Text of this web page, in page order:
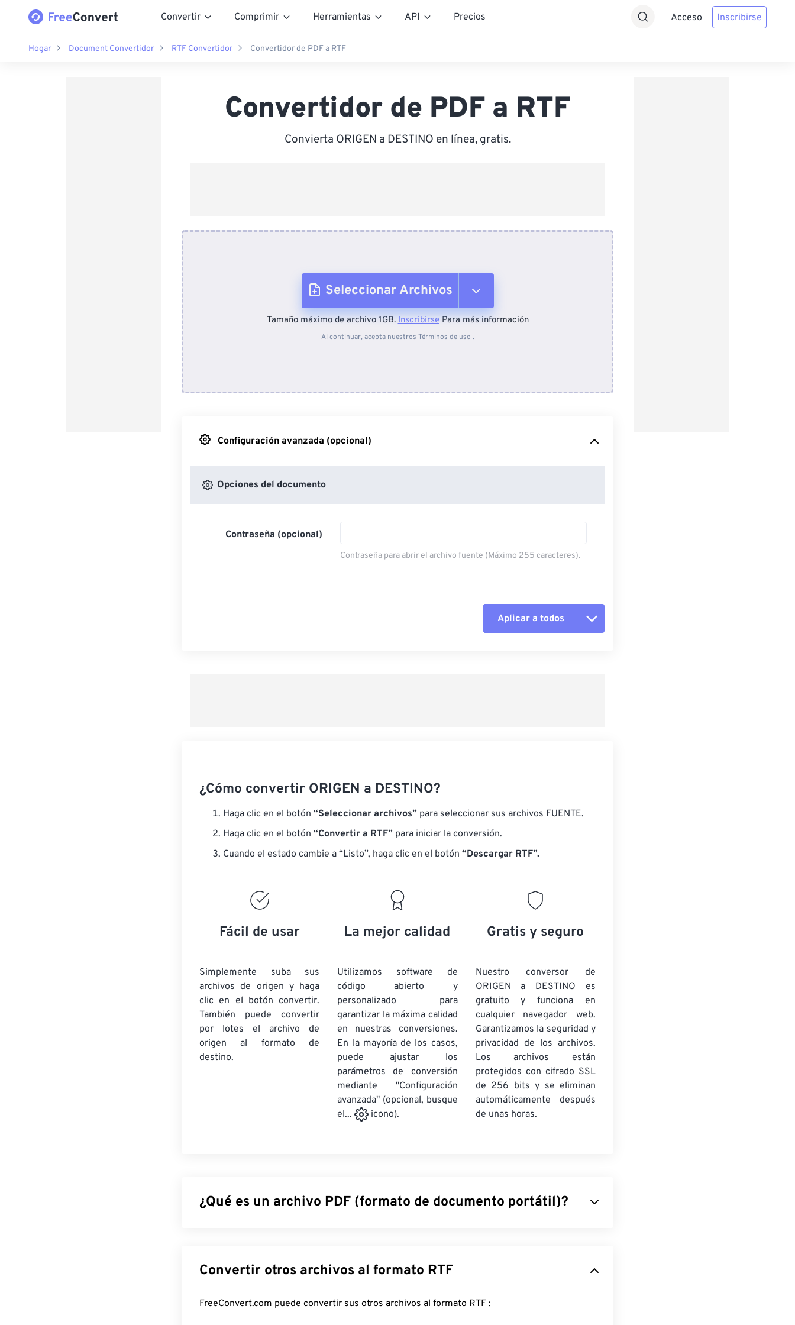
Convertir Comprimir Herramientas API Precios Acceso Inscribirse
Hogar Document Convertidor RTF Convertidor Convertidor de PDF a RTF
Convertidor de PDF a RTF
Convierta ORIGEN a DESTINO en línea, gratis.
Seleccionar Archivos
Desde el dispositivo
Tamaño máximo de archivo 1GB.InscribirsePara más información
Al continuar, acepta nuestros Términos de uso .
Configuración avanzada (opcional)
Opciones del documento
Contraseña (opcional)
Contraseña para abrir el archivo fuente (Máximo 255 caracteres).
Aplicar a todos
¿Cómo convertir ORIGEN a DESTINO?
Haga clic en el botón “Seleccionar archivos” para seleccionar sus archivos FUENTE.
Haga clic en el botón “Convertir a RTF” para iniciar la conversión.
Cuando el estado cambie a “Listo”, haga clic en el botón “Descargar RTF”.
Fácil de usar
Simplemente suba sus
archivos de origen y haga
clic en el botón convertir.
También puede convertir
por lotesel archivo de
origen al formato de
destino.
La mejor calidad
Utilizamos software de
código abierto y
personalizado para
garantizar la máxima calidad
en nuestras conversiones.
En la mayoría de los casos,
puede ajustar los
parámetros de conversión
mediante "Configuración
avanzada" (opcional, busque
el...
icono).
Gratis y seguro
Nuestro conversor de
ORIGEN a DESTINO es
gratuito y funciona en
cualquier navegador web.
Garantizamos la seguridad y
privacidad de los archivos.
Los archivos están
protegidos con cifrado SSL
de 256 bits y se eliminan
automáticamente después
de unas horas.
¿Qué es un archivo PDF (formato de documento portátil)?
en uno de los tipos de archivo más utilizados en la actualidad. La razón de su popularidad
radica en que conserva el formato original del documento. Los archivos PDF siempre se ven
Convertir otros archivos al formato RTF
FreeConvert.com puede convertir sus otros archivos al formato RTF :